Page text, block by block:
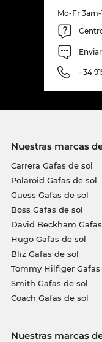
Mo-Fr 3am-
+34
Nuestras marcas
Carrera Gafas de sol
Polaroid Gafas de sol
Guess Gafas de sol
Boss Gafas de sol
David Beckham
Hugo Gafas de sol
Bliz Gafas de sol
Tommy Hilfiger Gafas
Smith Gafas de sol
Coach Gafas de sol
Nuestras marcas